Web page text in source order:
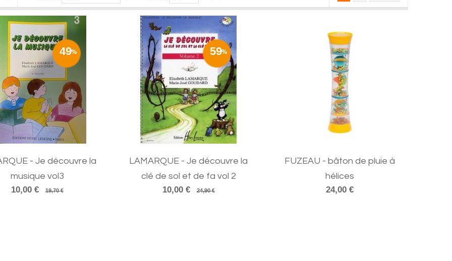
49
- Je découvre la
musique vol3
10,00 €
19,70 €
59
LAMARQUE - Je découvre la
clé de sol et de fa vol 2
10,00 €
24,90 €
FUZEAU - bâton de pluie à
hélices
24,00 €